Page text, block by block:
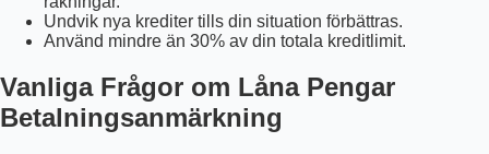
Undvik nya krediter tills din situation förbättras.
Använd mindre än 30% av din totala kreditlimit.
Vanliga Frågor om Låna Pengar
Betalningsanmärkning